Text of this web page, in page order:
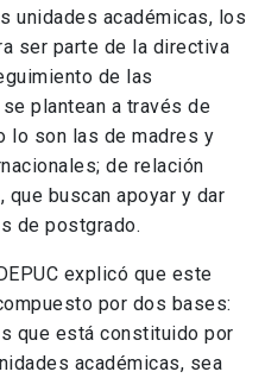
unidades académicas, los
ser parte de la directiva
de las
plantean a través de
lo son las de madres y
de relación
buscan apoyar y dar
de postgrado.
explicó que este
por dos bases:
que está constituido por
académicas, sea